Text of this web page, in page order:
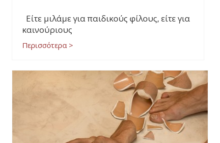
Είτε μιλάμε για παιδικούς φίλους, είτε για
καινούριους
Περισσότερα >